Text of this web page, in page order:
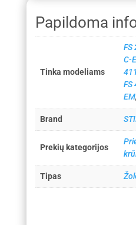
Papildoma
Tinka modeliams
FS
C-
FS
EM,
Brand
Prekių kategorijos
Tipas